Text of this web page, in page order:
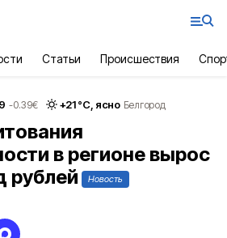
Статьи Происшествия
-0.39€ +21°С, ясно Белгород
в регионе вырос
рублей
Новость